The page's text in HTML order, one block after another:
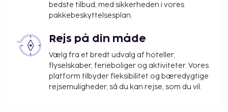
bedste tilbud, med sikkerheden i vores
pakkebeskyttelsesplan.
Rejs på din måde
Vælg fra et bredt udvalg af hoteller,
flyselskaber, ferieboliger og aktiviteter. Vores
platform tilbyder fleksibilitet og bæredygtige
rejsemuligheder, så du kan rejse, som du vil.